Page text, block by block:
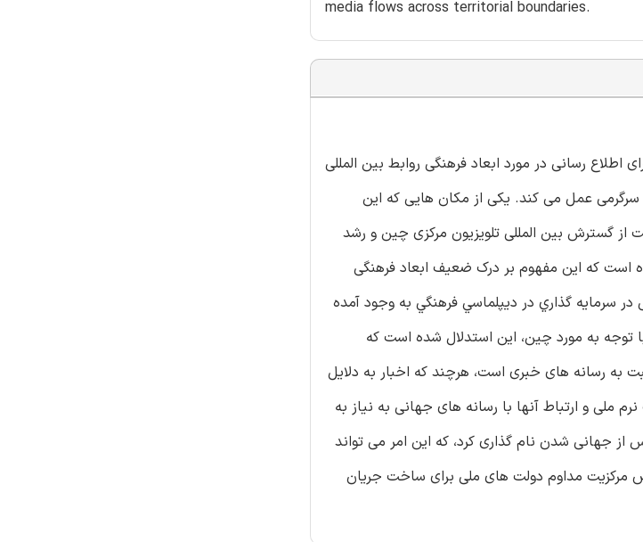
media flows across territorial boundaries.
رسانی در مورد ابعاد فرهنگی روابط بین المللی
سرگرمی عمل می کند. یکی از مکان هایی که این
گسترش بین المللی تلویزیون مرکزی چین و رشد
است که این مفهوم بر درک ضعیف ابعاد فرهنگی
سرمايه گذاري در ديپلماسي فرهنگي به وجود آمده
توجه به مورد چین، این استدلال شده است که
به رسانه های خبری است، هرچند که اخبار به دلایل
ملی و ارتباط آنها با رسانه های جهانی به نیاز به
جهانی شدن نام گذاری کرد، که این امر می تواند
مداوم دولت های ملی برای ساخت جریان